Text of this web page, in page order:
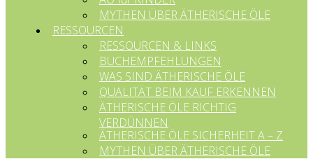
MYTHEN ÜBER ÄTHERISCHE ÖLE
RESSOURCEN
RESSOURCEN & LINKS
BUCHEMPFEHLUNGEN
WAS SIND ÄTHERISCHE ÖLE
QUALITÄT BEIM KAUF ERKENNEN
ÄTHERISCHE ÖLE RICHTIG
VERDÜNNEN
ÄTHERISCHE ÖLE SICHERHEIT A – Z
MYTHEN ÜBER ÄTHERISCHE ÖLE